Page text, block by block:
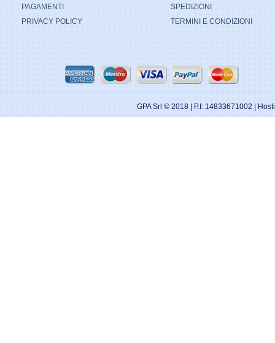
PAGAMENTI
PRIVACY POLICY
SPEDIZIONI
TERMINI E CONDIZIONI
GPA Srl © 2018 | P.I: 14833671002 |